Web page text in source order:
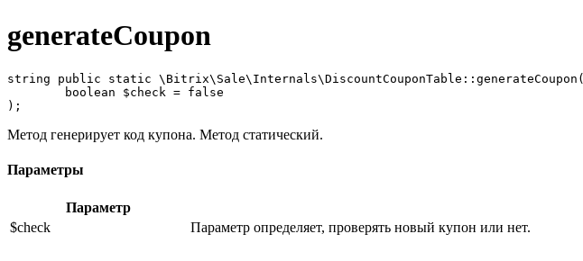
generateCoupon
string public static \Bitrix\Sale\Internals\DiscountCouponTable::generateCoupon(
);
Метод генерирует код купона. Метод статический.
Параметры
Параметр
$check
Параметр определяет, проверять новый купон или нет.